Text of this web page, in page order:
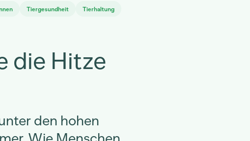
Tiergesundheit Tierhaltung
die Hitze
den hohen